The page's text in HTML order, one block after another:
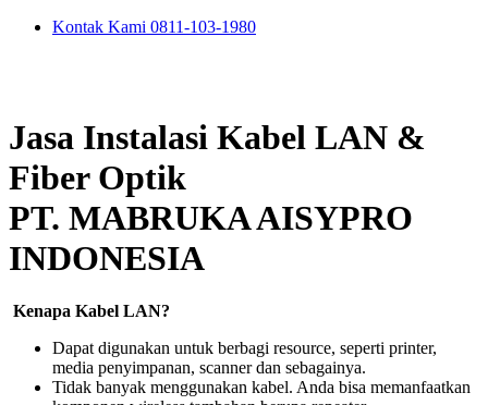
Kontak Kami 0811-103-1980
Jasa Instalasi Kabel LAN &
Fiber Optik
PT. MABRUKA AISYPRO
INDONESIA
Kenapa Kabel LAN?
Dapat digunakan untuk berbagi resource, seperti printer,
media penyimpanan, scanner dan sebagainya.
Tidak banyak menggunakan kabel. Anda bisa memanfaatkan